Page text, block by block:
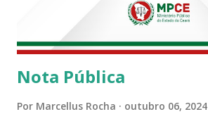
Nota Pública
Por Marcellus Rocha outubro 06, 2024